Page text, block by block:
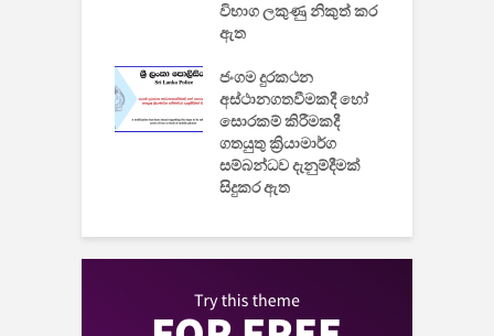
විභාග ලකුණු නිකුත් කර
ඇත
ජංගම දුරකථන
අස්ථානගතවීමකදී හෝ
සොරකම් කිරීමකදී
ගතයුතු ක්‍රියාමාර්ග
සම්බන්ධව දැනුම්දීමක්
සිදුකර ඇත